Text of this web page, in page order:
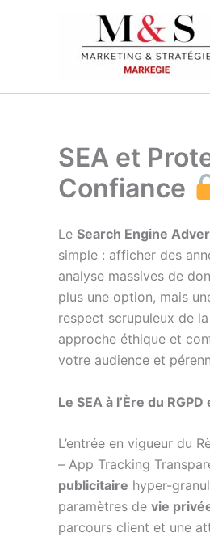
SEA et
Confiance
Le Search Engine
simple : afficher des
analyse massives de
plus une option, mais
respect scrupuleux de
approche éthique et
votre audience et
Le SEA à l’Ère du
L’entrée en vigueur du
– App Tracking
publicitaire hyper-
paramètres de vie
parcours client et une